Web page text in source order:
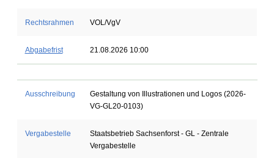
Rechtsrahmen VOL/VgV
Abgabefrist 21.08.2026 10:00
Ausschreibung
Gestaltung von Illustrationen und Logos (2026-
VG-GL20-0103)
Vergabestelle
Staatsbetrieb Sachsenforst - GL - Zentrale
Vergabestelle